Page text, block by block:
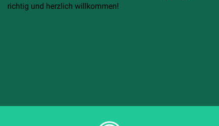
richtig und herzlich willkommen!